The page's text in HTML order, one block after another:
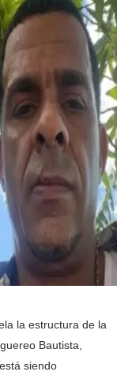
la estructura de la
Bautista,
siendo